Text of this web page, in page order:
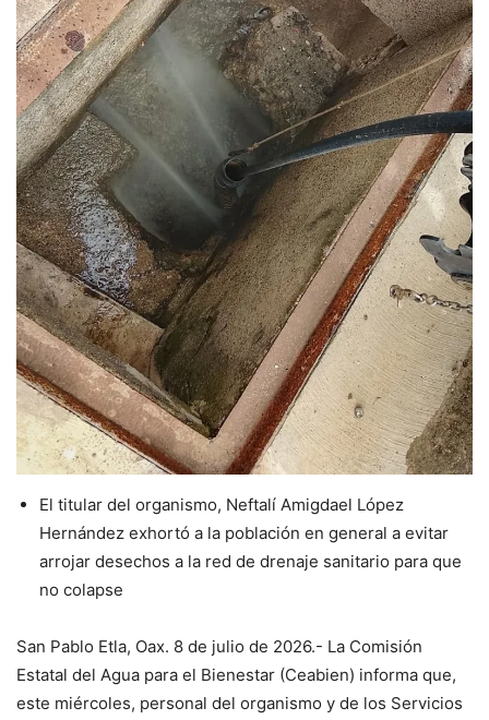
El titular del organismo, Neftalí Amigdael López
Hernández exhortó a la población en general a evitar
arrojar desechos a la red de drenaje sanitario para que
no colapse
San Pablo Etla, Oax. 8 de julio de 2026.- La Comisión
Estatal del Agua para el Bienestar (Ceabien) informa que,
este miércoles, personal del organismo y de los Servicios